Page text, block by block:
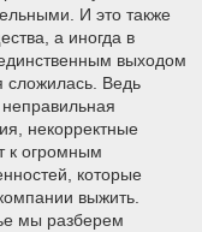
И это также
а иногда в
выходом
сложилась. Ведь
некорректные
к огромным
которые
выжить.
мы разберем